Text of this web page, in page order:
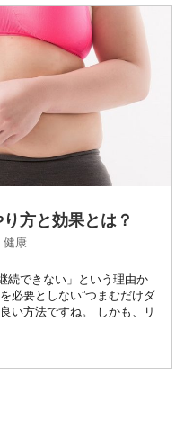
方と効果とは？
健康
続できない」という理由か
必要としない”つまむだけダ
い方法ですね。 しかも、リ